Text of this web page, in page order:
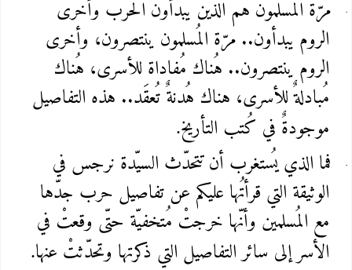
مرّةً المُسلمون هُم الذين يبدأون الحرب وأخرى
الروم يبدأون.. مرّة المُسلمون ينتصرون، وأخرى
الروم ينتصرون.. هُناك مُفاداة للأسرى، هُناك
مُبادلةٌ للأسرى، هناك هُدنةٌ تُعقَد.. هذه التفاصيل
موجودةٌ في كُتب التأريخ.
فما الذي يُستغرب أن تتحدّث السيّدة نرجس في
الوثيقة التي قرأتُها عليكم عن تفاصيل حرب جدّها
مع المُسلمين وأنّها خرجتْ مُتخفيّة حتّى وقعتْ في
الأسر إلى سائر التفاصيل التي ذكرتها وتحدّثتْ عنها.